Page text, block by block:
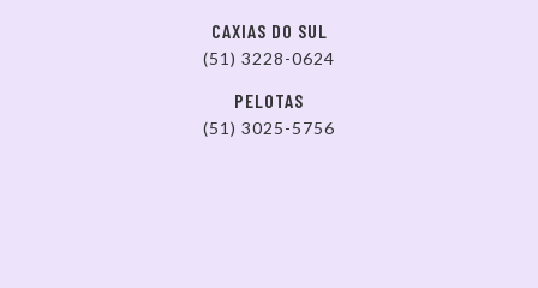
CAXIAS DO SUL
(51) 3228-0624
PELOTAS
(51) 3025-5756